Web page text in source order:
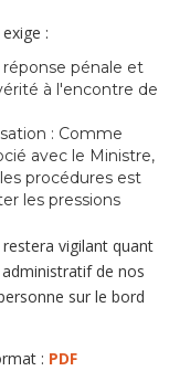
:
pénale et
à l'encontre de
: Comme
avec le Ministre,
procédures est
les pressions
vigilant quant
de nos
sur le bord
: PDF